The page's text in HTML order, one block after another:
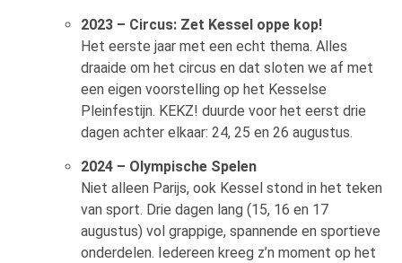
2023 – Circus: Zet Kessel oppe kop!
Het eerste jaar met een echt thema. Alles
draaide om het circus en dat sloten we af met
een eigen voorstelling op het Kesselse
Pleinfestijn. KEKZ! duurde voor het eerst drie
dagen achter elkaar: 24, 25 en 26 augustus.
2024 – Olympische Spelen
Niet alleen Parijs, ook Kessel stond in het teken
van sport. Drie dagen lang (15, 16 en 17
augustus) vol grappige, spannende en sportieve
onderdelen. Iedereen kreeg z’n moment op het